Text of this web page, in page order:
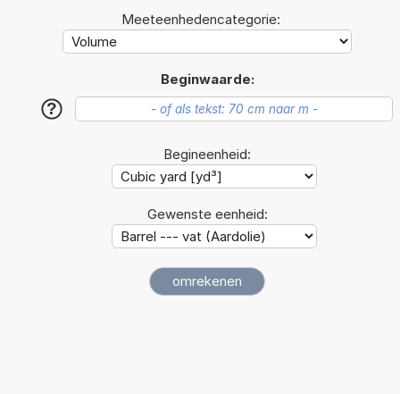
Meeteenhedencategorie:
Beginwaarde:
?
Begineenheid:
Gewenste eenheid: